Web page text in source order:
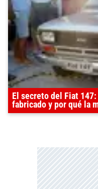
El secreto del Fiat
fabricado y por qué la